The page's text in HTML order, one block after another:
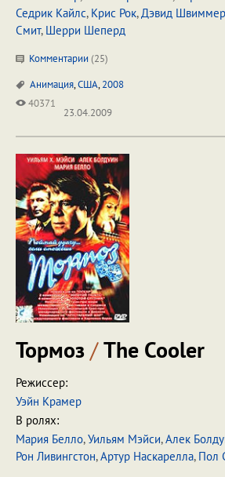
Седрик Кайлс, Крис Рок,Дэвид Швиммер
Смит, Шерри Шеперд
Комментарии (25)
Анимация,США,2008
40371
23.04.2009
Тормоз/The Cooler
Режиссер:
Уэйн Крамер
В ролях:
Мария Белло,Уильям Мэйси,Алек
Рон Ливингстон,Артур Наскарелла, Пол